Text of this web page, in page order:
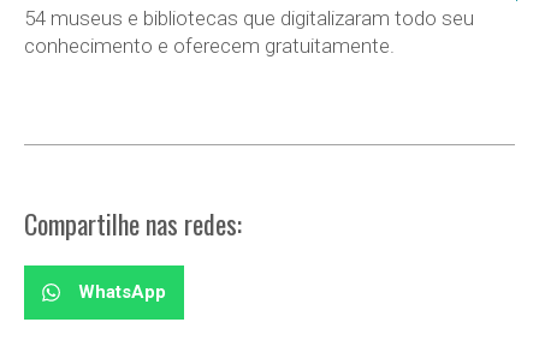
54 museus e bibliotecas que digitalizaram todo seu
conhecimento e oferecem gratuitamente.
Compartilhe nas redes:
WhatsApp